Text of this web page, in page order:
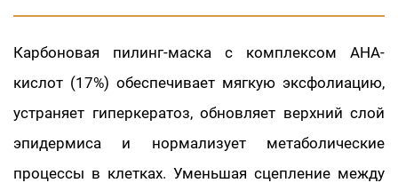
Карбоновая пилинг-маска с комплексом AHA-
кислот (17%) обеспечивает мягкую эксфолиацию,
устраняет гиперкератоз, обновляет верхний слой
эпидермиса и нормализует метаболические
процессы в клетках. Уменьшая сцепление между